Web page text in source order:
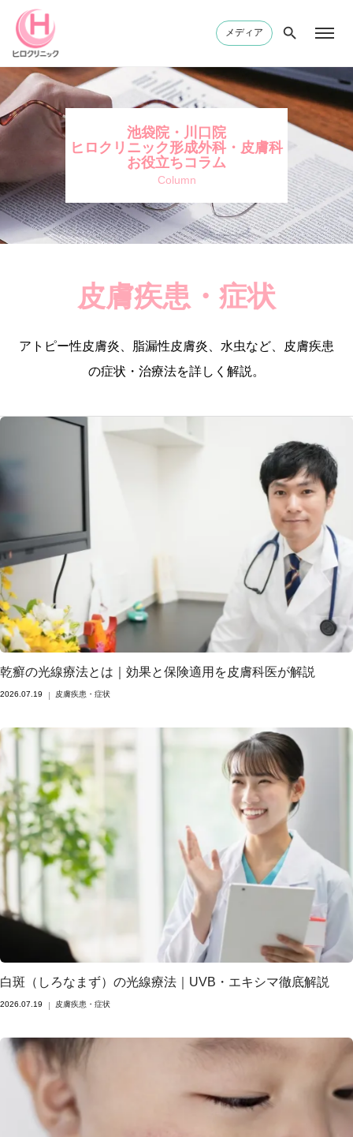
メディア
池袋院・川口院
ヒロクリニック形成外科・皮膚科
お役立ちコラム
Column
皮膚疾患・症状
アトピー性皮膚炎、脂漏性皮膚炎、水虫など、皮膚疾患
の症状・治療法を詳しく解説。
乾癬の光線療法とは｜効果と保険適用を皮膚科医が解説
2026.07.19 皮膚疾患・症状
白斑（しろなまず）の光線療法｜UVB・エキシマ徹底解説
2026.07.19 皮膚疾患・症状